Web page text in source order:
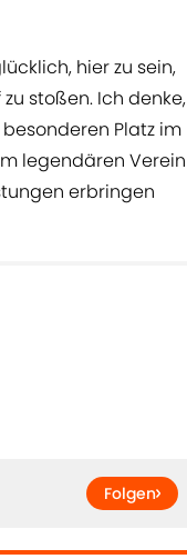
hier zu sein,
stoßen. Ich denke,
Platz im
legendären Verein
erbringen
Folgen